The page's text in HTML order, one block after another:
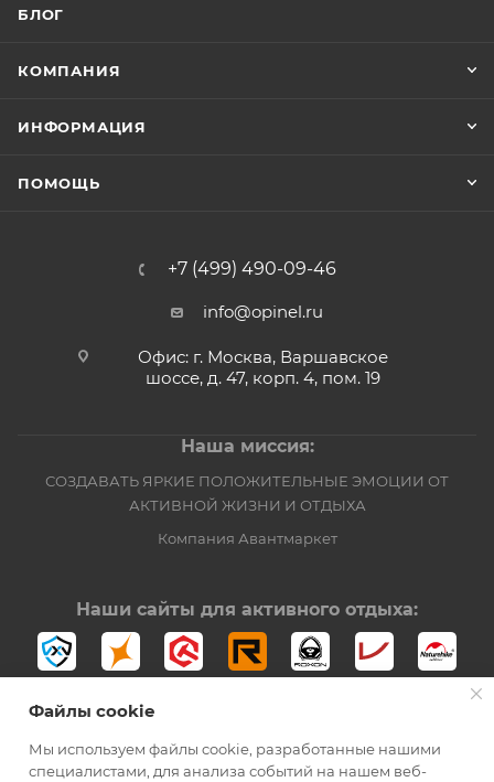
БЛОГ
КОМПАНИЯ
ИНФОРМАЦИЯ
ПОМОЩЬ
+7 (499) 490-09-46
info@opinel.ru
Офис: г. Москва, Варшавское
шоссе, д. 47, корп. 4, пом. 19
Наша миссия:
СОЗДАВАТЬ ЯРКИЕ ПОЛОЖИТЕЛЬНЫЕ ЭМОЦИИ ОТ
АКТИВНОЙ ЖИЗНИ И ОТДЫХА
Компания Авантмаркет
Наши сайты для активного отдыха:
Файлы cookie
Мы используем файлы cookie, разработанные нашими
специалистами, для анализа событий на нашем веб-